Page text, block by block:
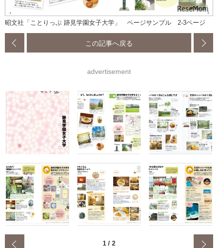
昭文社「ことりっぷ 跡見学園女子大学」 ページサンプル 2-3ページ
この記事へ戻る
advertisement
1 / 2